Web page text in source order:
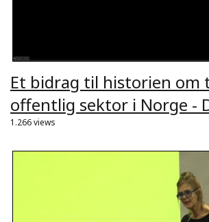
Et bidrag til historien om
offentlig sektor i Norge -
1.266 views